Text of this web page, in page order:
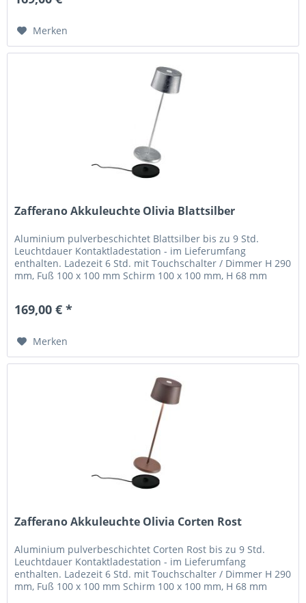
Merken
Zafferano Akkuleuchte Olivia Blattsilber
Aluminium pulverbeschichtet Blattsilber bis zu 9 Std.
Leuchtdauer Kontaktladestation - im Lieferumfang
enthalten. Ladezeit 6 Std. mit Touchschalter / Dimmer H 290
mm, Fuß 100 x 100 mm Schirm 100 x 100 mm, H 68 mm
169,00 € *
Merken
Zafferano Akkuleuchte Olivia Corten Rost
Aluminium pulverbeschichtet Corten Rost bis zu 9 Std.
Leuchtdauer Kontaktladestation - im Lieferumfang
enthalten. Ladezeit 6 Std. mit Touchschalter / Dimmer H 290
mm, Fuß 100 x 100 mm Schirm 100 x 100 mm, H 68 mm